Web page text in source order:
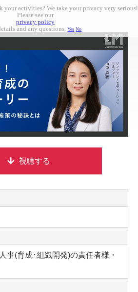
視聴する
事(育成･組織開発)の責任者様・
your activities? We take your privacy very
Please see our
privacy policy
and any questions.Yes No